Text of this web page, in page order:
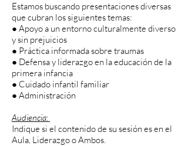
Estamos buscando presentaciones diversas
que cubran los siguientes temas:
● Apoyo a un entorno culturalmente diverso
y sin prejuicios
● Práctica informada sobre traumas
● Defensa y liderazgo en la educación de la
primera infancia
● Cuidado infantil familiar
● Administración
Audiencia:
Indique si el contenido de su sesión es en el
Aula, Liderazgo o Ambos.